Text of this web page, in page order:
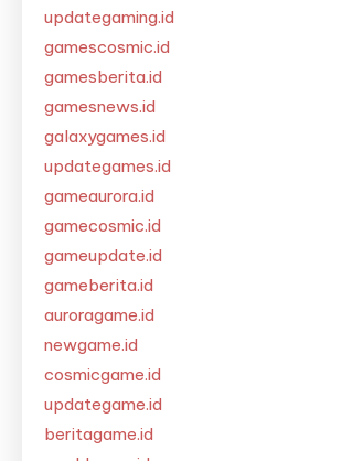
updategaming.id
gamescosmic.id
gamesberita.id
gamesnews.id
galaxygames.id
updategames.id
gameaurora.id
gamecosmic.id
gameupdate.id
gameberita.id
auroragame.id
newgame.id
cosmicgame.id
updategame.id
beritagame.id